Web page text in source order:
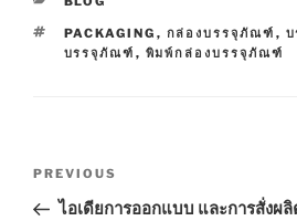
T
E
S
T
A
PACKAGING , กล่องบรรจุภัณฑ์ ,
บรรจุภัณฑ์ , พิมพ์กล่องบรรจุภัณฑ์
P
r
PREVIOUS
ไอเดียการออกแบบ และการสั่งผ